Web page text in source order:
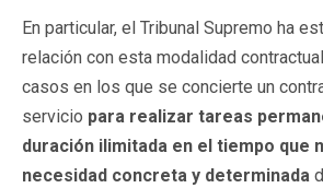
En particular, el Tribunal Supremo ha
relación con esta modalidad
casos en los que se concierte un
servicio para realizar tareas
duración ilimitada en el tiempo que
necesidad concreta y determinada